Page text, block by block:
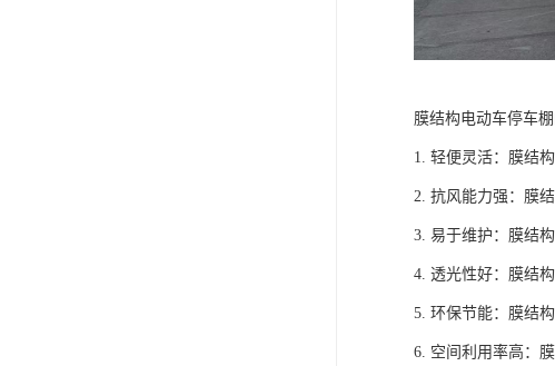
膜结构电动车停车棚
1. 轻便灵活：膜结
2. 抗风能力强：膜
3. 易于维护：膜结
4. 透光性好：膜结
5. 环保节能：膜结
6. 空间利用率高：